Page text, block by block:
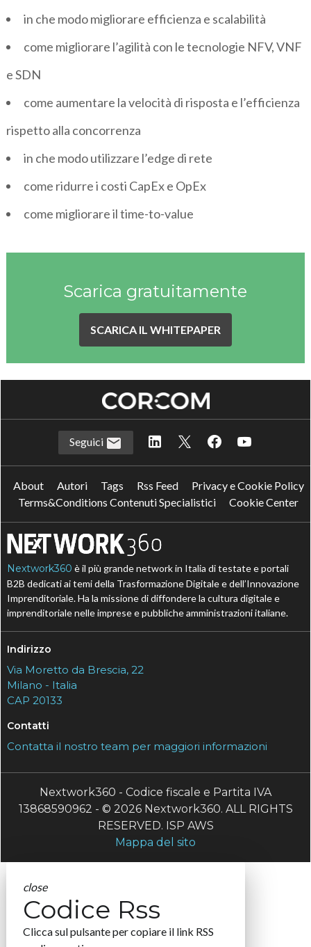
in che modo migliorare efficienza e scalabilità
come migliorare l’agilità con le tecnologie NFV, VNF
e SDN
come aumentare la velocità di risposta e l’efficienza
rispetto alla concorrenza
in che modo utilizzare l’edge di rete
come ridurre i costi CapEx e OpEx
come migliorare il time-to-value
Scarica gratuitamente
SCARICA IL WHITEPAPER
Seguici
About Autori Tags Rss Feed
Privacy e Cookie Policy
Terms&Conditions Contenuti Specialistici
Cookie Center
Nextwork360 è il più grande network in Italia di testate e portali
B2B dedicati ai temi della Trasformazione Digitale e dell’Innovazione
Imprenditoriale. Ha la missione di diffondere la cultura digitale e
imprenditoriale nelle imprese e pubbliche amministrazioni italiane.
Indirizzo
Via Moretto da Brescia, 22
Milano - Italia
CAP 20133
Contatti
Contatta il nostro team per maggiori informazioni
Nextwork360 - Codice fiscale e Partita IVA
13868590962 - © 2026 Nextwork360. ALL RIGHTS
RESERVED. ISP AWS
Mappa del sito
close
Codice Rss
Clicca sul pulsante per copiare il link RSS